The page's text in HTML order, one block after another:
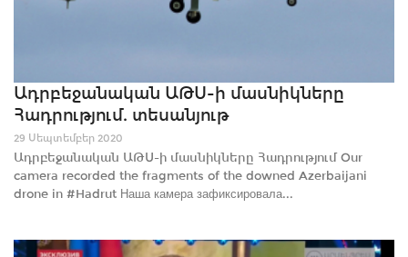
Ադրբեջանական ԱԹՍ-ի մասնիկները
Հադրությում. տեսանյութ
29 Սեպտեմբեր 2020
Ադրբեջանական ԱԹՍ-ի մասնիկները Հադրությում Our
camera recorded the fragments of the downed Azerbaijani
drone in #Hadrut Наша камера зафиксировала...